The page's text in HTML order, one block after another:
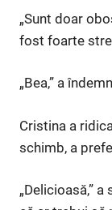
„Sunt doar
fost foarte
„Bea,” a
Cristina a
schimb, a
„Delicioasă,”